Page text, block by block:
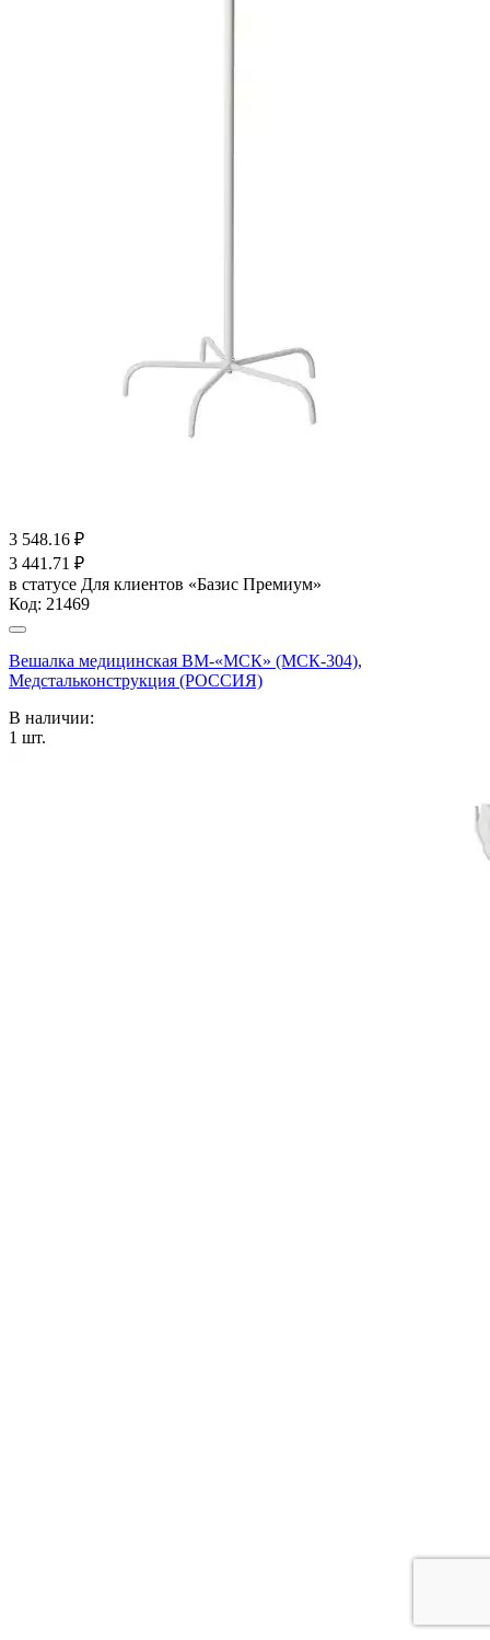
3 548.16 ₽
3 441.71 ₽
в статусе Для клиентов «Базис Премиум»
Код: 21469
Вешалка медицинская ВМ-«МСК» (МСК-304),
Медстальконструкция (РОССИЯ)
В наличии:
1 шт.